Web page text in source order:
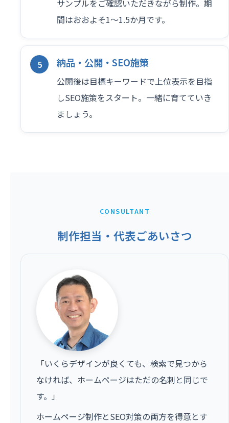
サンプルをご確認いただきながら制作。期
間はおおよそ1〜1.5か月です。
納品・公開・SEO施策
公開後は目標キーワードで上位表示を目指
しSEO施策をスタート。一緒に育てていき
ましょう。
CONSULTANT
制作担当・代表ごあいさつ
「いくらデザインが良くても、検索で見つから
なければ、ホームページはただの名刺と同じで
す。」
ホームページ制作とSEO対策の両方を得意とす